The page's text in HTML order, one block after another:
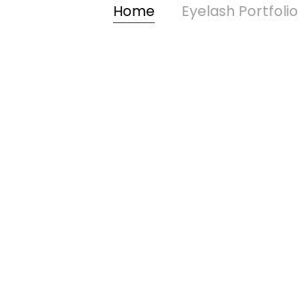
Home Eyelash Portfolio